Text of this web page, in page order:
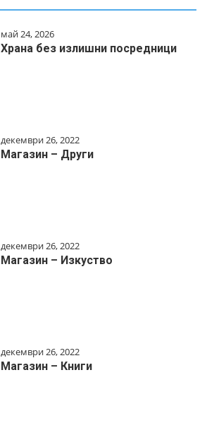
май 24, 2026
Храна без излишни посредници
декември 26, 2022
Магазин – Други
декември 26, 2022
Магазин – Изкуство
декември 26, 2022
Магазин – Книги